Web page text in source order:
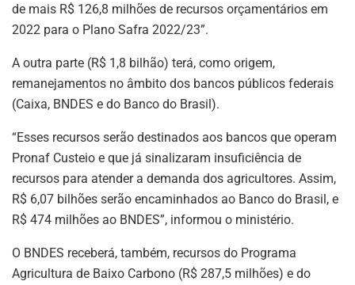
de mais R$ 126,8 milhões de recursos orçamentários em
2022 para o Plano Safra 2022/23”.
A outra parte (R$ 1,8 bilhão) terá, como origem,
remanejamentos no âmbito dos bancos públicos federais
(Caixa, BNDES e do Banco do Brasil).
“Esses recursos serão destinados aos bancos que operam
Pronaf Custeio e que já sinalizaram insuficiência de
recursos para atender a demanda dos agricultores. Assim,
R$ 6,07 bilhões serão encaminhados ao Banco do Brasil, e
R$ 474 milhões ao BNDES”, informou o ministério.
O BNDES receberá, também, recursos do Programa
Agricultura de Baixo Carbono (R$ 287,5 milhões) e do